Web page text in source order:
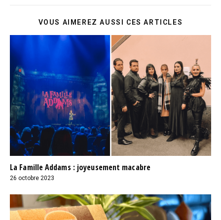
VOUS AIMEREZ AUSSI CES ARTICLES
La Famille Addams : joyeusement macabre
26 octobre 2023